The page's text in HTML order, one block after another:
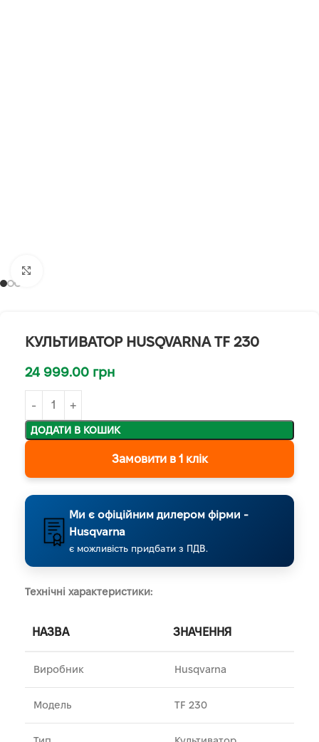
КУЛЬТИВАТОР HUSQVARNA TF 230
24 999.00 грн
ДОДАТИ В КОШИК
Замовити в 1 клік
Ми є офіційним дилером фірми -
Husqvarna
є можливість придбати з ПДВ.
Технічні характеристики:
НАЗВА ЗНАЧЕННЯ
Виробник Husqvarna
Модель TF 230